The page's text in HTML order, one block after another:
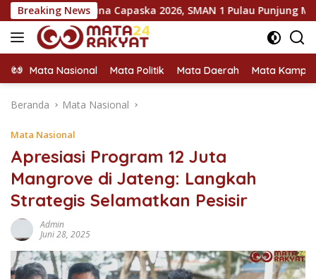
Langsung
ke
konten
Breaking News
Capaska 2026, SMAN 1 Pulau Punjung Mendominasi
Mata Nasional Mata Politik Mata Daerah Mata
Beranda Mata Nasional
Mata Nasional
Apresiasi Program 12 Juta
Mangrove di Jateng: Langkah
Strategis Selamatkan Pesisir
Admin
Juni 28, 2025